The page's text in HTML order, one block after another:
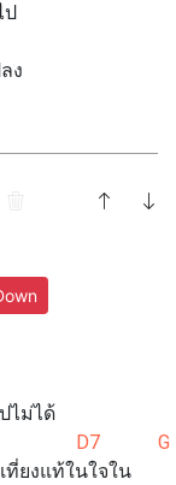
ป
ง
ไม่ได้
ที่ยงแท้ในใจใน